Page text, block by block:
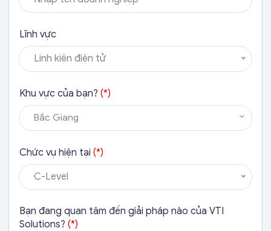
Lĩnh vực
Linh kiện điện tử
Khu vực của bạn? (*)
Bắc Giang
Chức vụ hiện tại (*)
C-Level
Bạn đang quan tâm đến giải pháp nào của VTI
Solutions? (*)